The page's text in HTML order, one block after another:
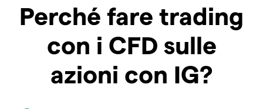
Perché fare trading
con i CFD sulle
azioni con IG?